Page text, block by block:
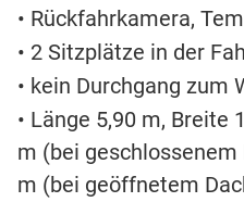
• Rückfahrkamera,
• 2 Sitzplätze in der
• kein Durchgang zum
• Länge 5,90 m, Breite
m (bei geschlossenem
m (bei geöffnetem